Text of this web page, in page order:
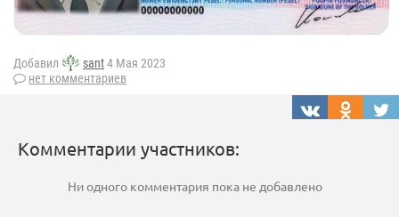
Добавил sant4 Мая 2023
нет комментариев
Комментарии участников:
Ни одного комментария пока не добавлено